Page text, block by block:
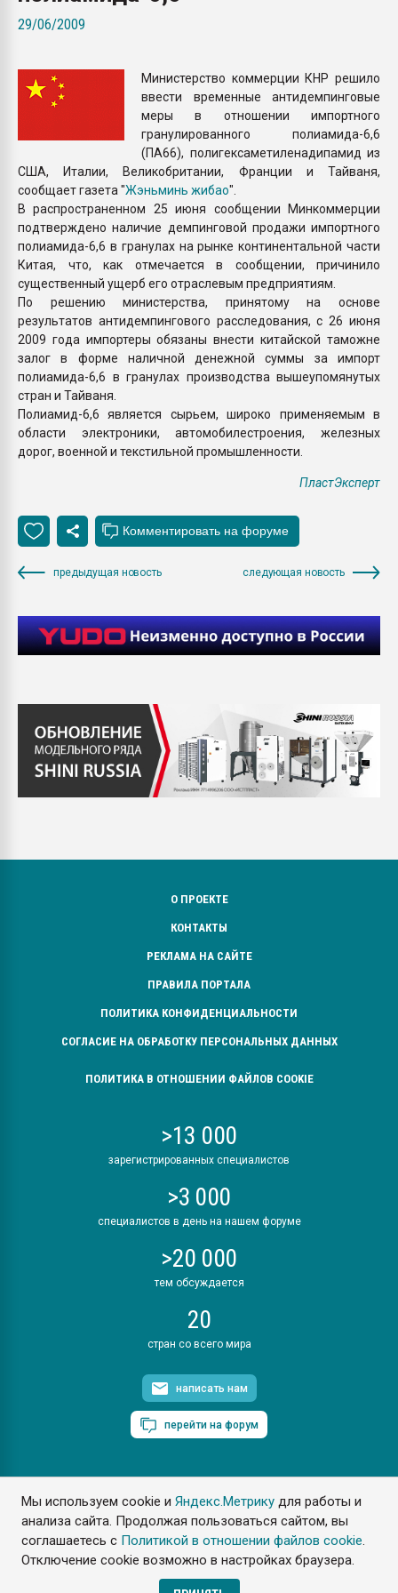
Мы используем cookie иЯндекс.Метрику для работы и
анализа сайта. Продолжая пользоваться сайтом, вы
соглашаетесь с Политикой в отношении файлов cookie.
Отключение cookie возможно в настройках браузера.
ПЕРЕЙТИ НА
29/06/2009
Министерство коммерции КНР решило
ввести временные антидемпинговые
меры в отношении импортного
гранулированного полиамида-6,6
(ПА66), полигексаметиленадипамид из
США, Италии, Великобритании, Франции и Тайваня,
сообщает газета "Жэньминь жибао".
В распространенном 25 июня сообщении Минкоммерции
подтверждено наличие демпинговой продажи импортного
полиамида-6,6 в гранулах на рынке континентальной части
Китая, что, как отмечается в сообщении, причинило
существенный ущерб его отраслевым предприятиям.
По решению министерства, принятому на основе
результатов антидемпингового расследования, с 26 июня
2009 года импортеры обязаны внести китайской таможне
залог в форме наличной денежной суммы за импорт
полиамида-6,6 в гранулах производства вышеупомянутых
стран и Тайваня.
Полиамид-6,6 является сырьем, широко применяемым в
области электроники, автомобилестроения, железных
дорог, военной и текстильной промышленности.
ПластЭксперт
предыдущая новость следующая новость
О ПРОЕКТЕ
КОНТАКТЫ
РЕКЛАМА НА САЙТЕ
ПРАВИЛА ПОРТАЛА
ПОЛИТИКА КОНФИДЕНЦИАЛЬНОСТИ
СОГЛАСИЕ НА ОБРАБОТКУ ПЕРСОНАЛЬНЫХ ДАННЫХ
ПОЛИТИКА В ОТНОШЕНИИ ФАЙЛОВ COOKIE
>13 000
зарегистрированных специалистов
>3 000
специалистов в день на нашем форуме
>20 000
тем обсуждается
20
стран со всего мира
написать нам
перейти на форум
ПластЭксперт © 2006. Все права защищены
Разрешается копирование материалов сайта с обязательной
ссылкой на www.e-plastic.ru
Разработка сайта